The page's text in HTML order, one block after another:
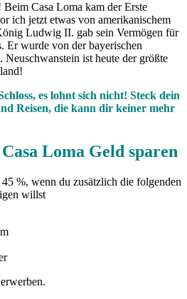
Casa Loma kam der Erste
ich jetzt etwas von amerikanischem
Ludwig II. gab sein Vermögen für
Er wurde von der bayerischen
ist heute der größte
es lohnt sich nicht! Steck dein
Reisen, die kann dir keiner mehr
Loma Geld sparen
%, wenn du zusätzlich die folgenden
willst